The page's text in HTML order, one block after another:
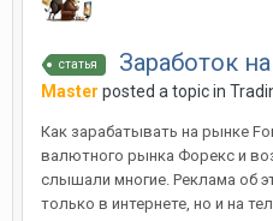
статья Заработок
Master posted a topic in
Как зарабатывать на рынке
валютного рынка Форекс и
слышали многие. Реклама об
только в интернете, но и на